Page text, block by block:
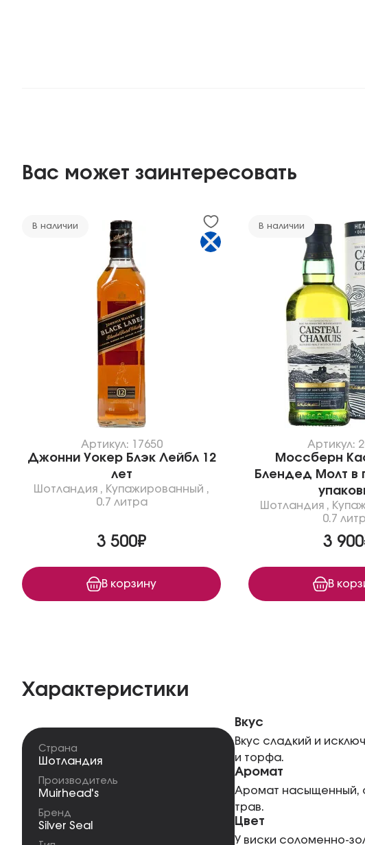
Вас может заинтересовать
В наличии
Артикул: 17650
Джонни Уокер Блэк Лейбл 12
лет
Шотландия , Купажированный ,
0.7 литра
3 500₽
В корзину
В наличии
Артикул:
Моссберн
Блендед Молт в
Шотландия ,
0.7
3
В
Характеристики
Страна
Шотландия
Производитель
Muirhead's
Бренд
Silver Seal
Вкус
Вкус сладкий и
и торфа.
Аромат
Аромат насыщенный,
трав.
Цвет
У виски соломенно-